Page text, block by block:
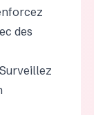
des
Surveillez